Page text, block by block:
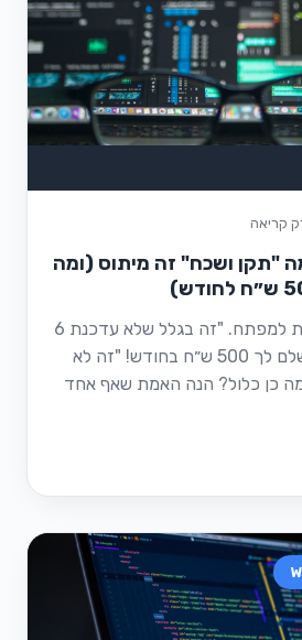
"תקן ושכח" זה מיתוס (ומה
האתר קרס. התקשרת למפתח. "זה בגלל שלא עדכנת 6
חודשים." רגע, אני משלם לך 500 ש״ח בחודש! "זה לא
כן כלול? הנה האמת שאף אחד